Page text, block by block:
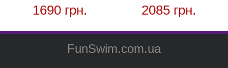
1690 грн. 2085 грн.
FunSwim.com.ua